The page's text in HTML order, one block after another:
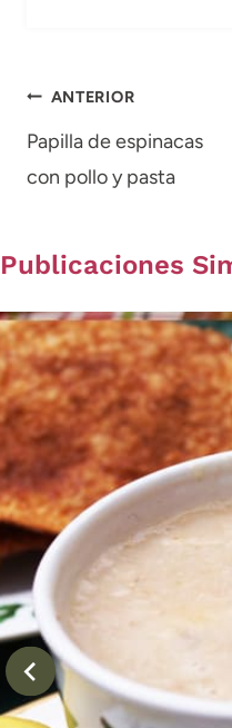
Navegación
de
entradas
ANTERIOR
Papilla de espinacas
con pollo y pasta
Publicaciones